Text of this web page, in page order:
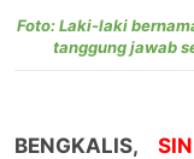
Foto: Laki-laki
tanggung jawab
BENGKALIS,